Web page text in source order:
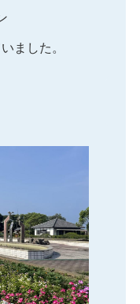
ました。